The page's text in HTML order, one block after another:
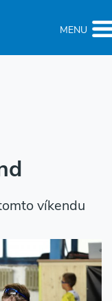
MENU
víkendu